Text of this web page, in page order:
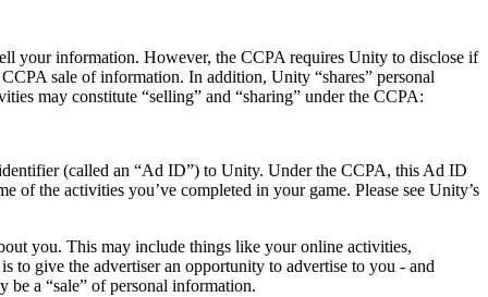
your information. However, the CCPA requires Unity to disclose if
sale of information. In addition, Unity “shares” personal
may constitute “selling” and “sharing” under the CCPA:
(called an “Ad ID”) to Unity. Under the CCPA, this Ad ID
the activities you’ve completed in your game. Please see Unity’s
you. This may include things like your online activities,
to give the advertiser an opportunity to advertise to you - and
a “sale” of personal information.